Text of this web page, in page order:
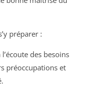
préparer :
des besoins
préoccupations et